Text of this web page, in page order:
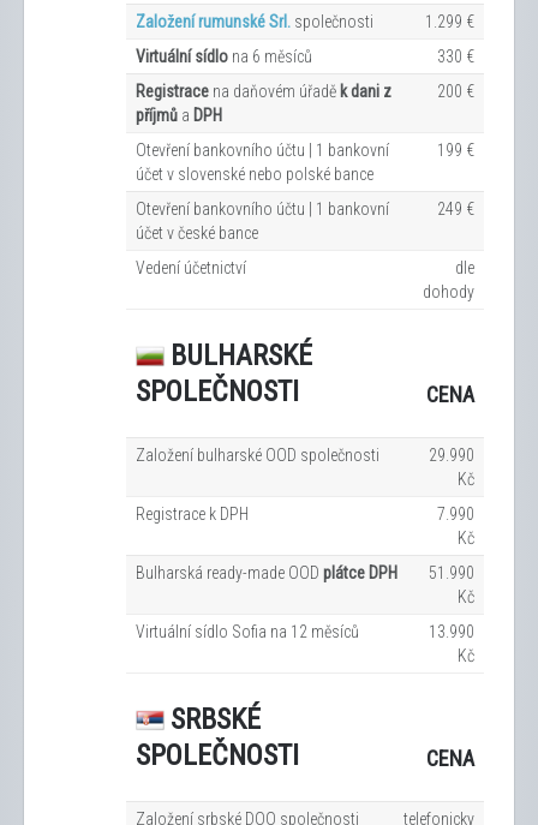
Založení rumunské Srl. společnosti
1.299 €
Virtuální sídlo na 6 měsíců
330 €
Registrace na daňovém úřadě k dani z
příjmů a DPH
200 €
Otevření bankovního účtu | 1 bankovní
účet v slovenské nebo polské bance
199 €
Otevření bankovního účtu | 1 bankovní
účet v české bance
249 €
Vedení účetnictví
dle
dohody
BULHARSKÉ
SPOLEČNOSTI
CENA
Založení bulharské OOD společnosti
29.990
Kč
Registrace k DPH
7.990
Kč
Bulharská ready-made OOD plátce DPH
51.990
Kč
Virtuální sídlo Sofia na 12 měsíců
13.990
Kč
SRBSKÉ
SPOLEČNOSTI
CENA
Založení srbské DOO společnosti
telefonicky